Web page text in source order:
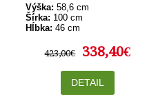
Výška: 58,6 cm
Šírka: 100 cm
Hĺbka: 46 cm
423,00€ 338,40€
DETAIL